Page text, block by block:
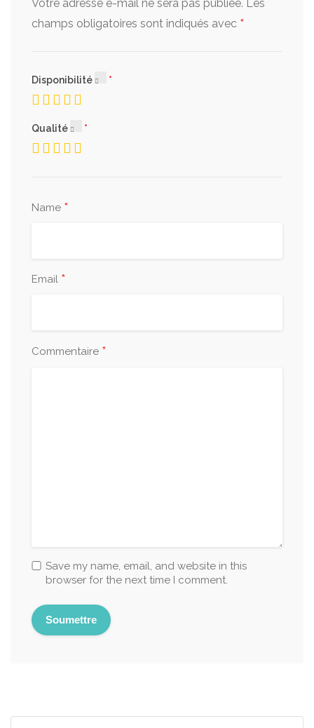
Votre adresse e-mail ne sera pas publiée. Les
champs obligatoires sont indiqués avec *
Disponibilité
Qualité
Name *
Email *
Commentaire *
Save my name, email, and website in this
browser for the next time I comment.